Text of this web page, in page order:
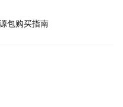
包购买指南